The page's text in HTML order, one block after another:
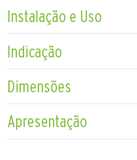
Instalação e Uso
Indicação
Dimensões
Apresentação